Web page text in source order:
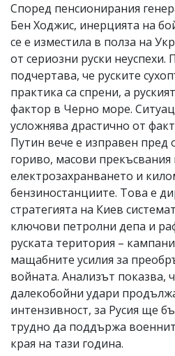
Според пенсионирания
Бен Ходжис, инерцията на
се е изместила в полза на
от сериозни руски неуспехи.
подчертава, че руските
практика са спрени, а
фактор в Черно море.
усложнява драстично от
Путин вече е изправен пред
гориво, масови прекъсвания
електрозахранването и
бензиностанциите. Това е
стратегията на Киев
ключови петролни депа и
руската територия –
мащабните усилия за
войната. Анализът показва,
далекобойни удари
интензивност, за Русия ще
трудно да поддържа
края на тази година.